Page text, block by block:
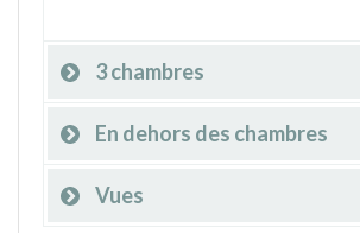
3 chambres
En dehors des chambres
Vues